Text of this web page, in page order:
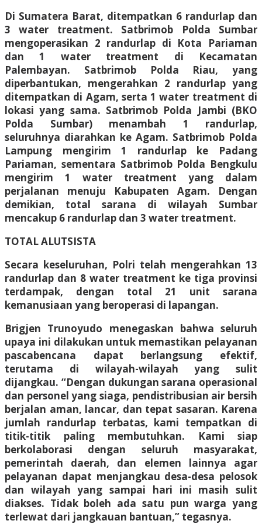
Di Sumatera Barat, ditempatkan 6 randurlap dan
3 water treatment. Satbrimob Polda Sumbar
mengoperasikan 2 randurlap di Kota Pariaman
dan 1 water treatment di Kecamatan
Palembayan. Satbrimob Polda Riau, yang
diperbantukan, mengerahkan 2 randurlap yang
ditempatkan di Agam, serta 1 water treatment di
lokasi yang sama. Satbrimob Polda Jambi (BKO
Polda Sumbar) menambah 1 randurlap,
seluruhnya diarahkan ke Agam. Satbrimob Polda
Lampung mengirim 1 randurlap ke Padang
Pariaman, sementara Satbrimob Polda Bengkulu
mengirim 1 water treatment yang dalam
perjalanan menuju Kabupaten Agam. Dengan
demikian, total sarana di wilayah Sumbar
mencakup 6 randurlap dan 3 water treatment.
TOTAL ALUTSISTA
Secara keseluruhan, Polri telah mengerahkan 13
randurlap dan 8 water treatment ke tiga provinsi
terdampak, dengan total 21 unit sarana
kemanusiaan yang beroperasi di lapangan.
Brigjen Trunoyudo menegaskan bahwa seluruh
upaya ini dilakukan untuk memastikan pelayanan
pascabencana dapat berlangsung efektif,
terutama di wilayah-wilayah yang sulit
dijangkau. “Dengan dukungan sarana operasional
dan personel yang siaga, pendistribusian air bersih
berjalan aman, lancar, dan tepat sasaran. Karena
jumlah randurlap terbatas, kami tempatkan di
titik-titik paling membutuhkan. Kami siap
berkolaborasi dengan seluruh masyarakat,
pemerintah daerah, dan elemen lainnya agar
pelayanan dapat menjangkau desa-desa pelosok
dan wilayah yang sampai hari ini masih sulit
diakses. Tidak boleh ada satu pun warga yang
terlewat dari jangkauan bantuan,” tegasnya.